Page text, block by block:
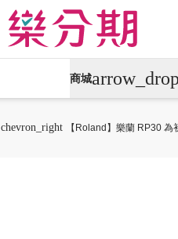
商城
chevron_right
【Roland】樂蘭 RP30